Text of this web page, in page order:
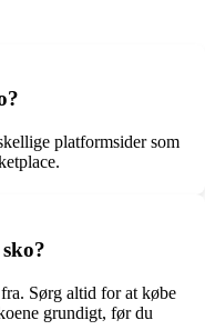
platformsider som
Sørg altid for at købe
grundigt, før du